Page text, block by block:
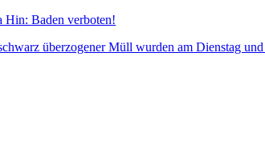
Hin: Baden verboten!
überzogener Müll wurden am Dienstag